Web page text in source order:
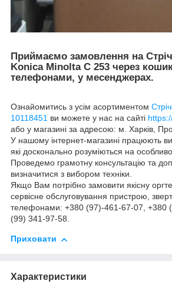
Приймаємо замовлення на
Konica Minolta C 253 через
телефонами, у месенджерах.
Ознайомитись з усім асортиментом
10118451 ви можете у нас на сайті
або у магазині за адресою: м. Харків,
У нашому інтернет-магазині працюють
які досконально розуміються на
Проведемо грамотну консультацію та
визначитися з вибором техніки.
Якщо Вам потрібно замовити якісну
сервісне обслуговування пристрою,
телефонами: +380 (97)-461-67-07, +380
(99) 341-97-58.
Приховати
Характеристики